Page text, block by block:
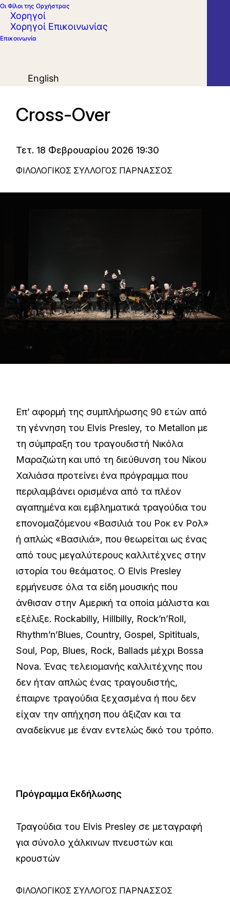
Οι Φίλοι της Ορχήστρας
Χορηγοί
Χορηγοί Επικοινωνίας
Επικοινωνία
English
Cross-Over
Τετ. 18 Φεβρουαρίου 2026 19:30
ΦΙΛΟΛΟΓΙΚΟΣ ΣΥΛΛΟΓΟΣ ΠΑΡΝΑΣΣΟΣ
Επ’ αφορμή της συμπλήρωσης 90 ετών από
τη γέννηση του Elvis Presley, το Metallon με
τη σύμπραξη του τραγουδιστή Νικόλα
Μαραζιώτη και υπό τη διεύθυνση του Νίκου
Χαλιάσα προτείνει ένα πρόγραμμα που
περιλαμβάνει ορισμένα από τα πλέον
αγαπημένα και εμβληματικά τραγούδια του
επονομαζόμενου «Βασιλιά του Ροκ εν Ρολ»
ή απλώς «Βασιλιά», που θεωρείται ως ένας
από τους μεγαλύτερους καλλιτέχνες στην
ιστορία του θεάματος. Ο Elvis Presley
ερμήνευσε όλα τα είδη μουσικής που
άνθισαν στην Αμερική τα οποία μάλιστα και
εξέλιξε. Rockabilly, Hillbilly, Rock’n’Roll,
Rhythm’n’Blues, Country, Gospel, Spitituals,
Soul, Pop, Blues, Rock, Ballads μέχρι Bossa
Nova. Ένας τελειομανής καλλιτέχνης που
δεν ήταν απλώς ένας τραγουδιστής,
έπαιρνε τραγούδια ξεχασμένα ή που δεν
είχαν την απήχηση που άξιζαν και τα
αναδείκνυε με έναν εντελώς δικό του τρόπο.
Πρόγραμμα Εκδήλωσης
Τραγούδια του Elvis Presley σε μεταγραφή
για σύνολο χάλκινων πνευστών και
κρουστών
ΦΙΛΟΛΟΓΙΚΟΣ ΣΥΛΛΟΓΟΣ ΠΑΡΝΑΣΣΟΣ